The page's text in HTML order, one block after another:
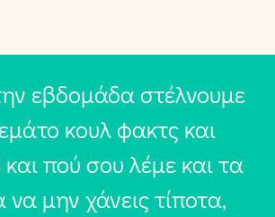
εβδομάδα στέλνουμε
κουλ φακτς και
πού σου λέμε και τα
να μην χάνεις τίποτα,